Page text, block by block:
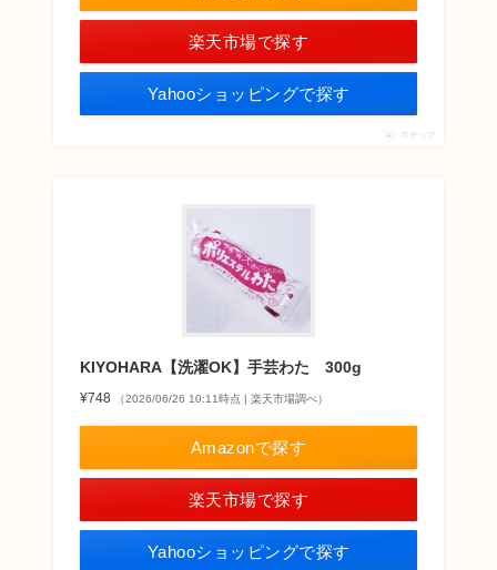
楽天市場で探す
Yahooショッピングで探す
ポチップ
KIYOHARA【洗濯OK】手芸わた 300g
¥748 （2026/06/26 10:11時点 | 楽天市場調べ）
Amazonで探す
楽天市場で探す
Yahooショッピングで探す